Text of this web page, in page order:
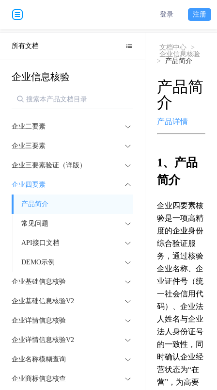
登录 注册
所有文档
企业信息核验
企业二要素
企业三要素
企业三要素验证（详版）
企业四要素
产品简介
常见问题
API接口文档
DEMO示例
企业基础信息核验
企业基础信息核验V2
企业详情信息核验
企业详情信息核验V2
企业名称模糊查询
企业商标信息核查
文档中心
>
企业信息核验
>
产品简介
产品简
介
产品详情
1、产品
简介
企业四要素核
验是一项高精
度的企业身份
综合验证服
务，通过核验
企业名称、企
业证件号（统
一社会信用代
码）、企业法
人姓名与企业
法人身份证号
的一致性，同
时确认企业经
营状态为“在
营”，为高要